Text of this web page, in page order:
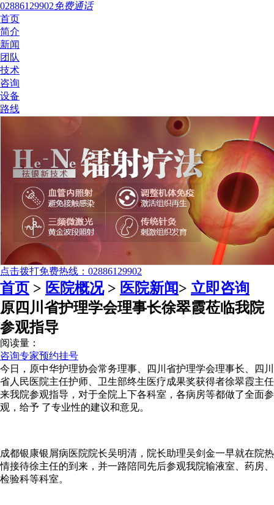
02886129902免费通话
首页
简介
新闻
团队
技术
咨询
设备
路线
点击拨打免费热线：02886129902
首页 > 医院概况> 医院新闻> 立即咨询
原四川省护理学会理事长徐翠霞莅临我院
参观指导
阅读量：
咨询专家预约挂号
今日，原中华护理协会常务理事、四川省护理学会理事长、四川
省人民医院主任护师、卫生部终生医疗成果奖获得者徐翠霞主任
来我院参观指导，对于全院上下各科室，各病房等都做了全面参
观，给予 了专业性的建议和意见。
成都银康银屑病医院院长吴明清，院长助理吴剑金一早就在院热
情接待徐主任的到来，并一路陪同先后参观我院输液室、药房、
检验科等科室。